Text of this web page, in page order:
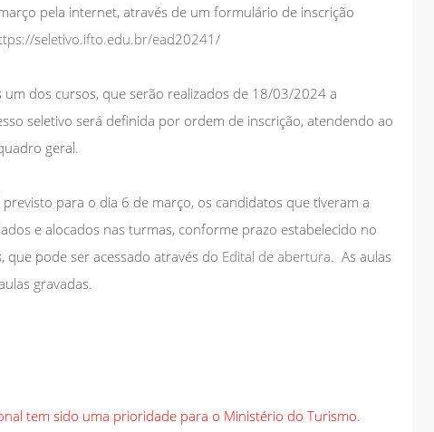
pela internet, através de um formulário de inscrição
seletivo.ifto.edu.br/ead20241/
dos cursos, que serão realizados de 18/03/2024 a
seletivo será definida por ordem de inscrição, atendendo ao
geral.
para o dia 6 de março, os candidatos que tiveram a
e alocados nas turmas, conforme prazo estabelecido no
que pode ser acessado através do Edital de abertura. As aulas
gravadas.
tem sido uma prioridade para o Ministério do Turismo.